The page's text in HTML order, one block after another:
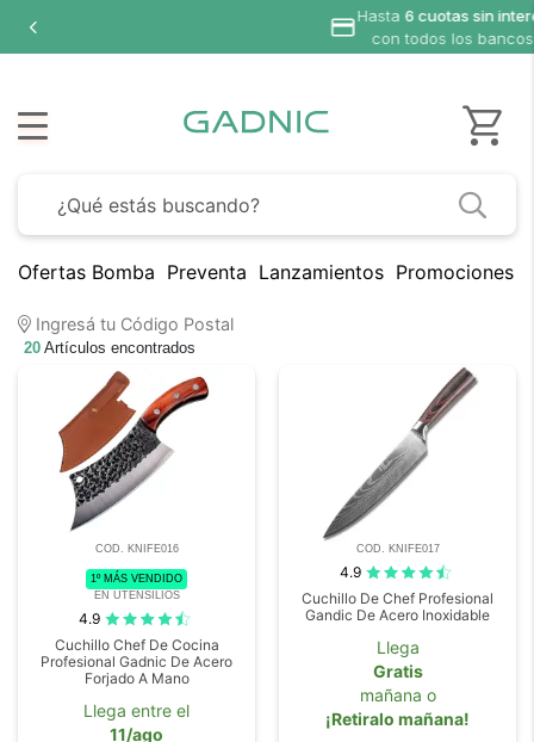
Ofertas Bomba Preventa Lanzamientos Promociones
Ingresá tu Código Postal
20 Artículos encontrados
COD. KNIFE016
1º MÁS VENDIDO
EN UTENSILIOS
4.9
Cuchillo Chef De Cocina
Profesional Gadnic De Acero
Forjado A Mano
Llega entre el
11/ago
COD. KNIFE017
4.9
Cuchillo De Chef Profesional
Gandic De Acero Inoxidable
Llega
Gratis
mañana o
¡Retiralo mañana!